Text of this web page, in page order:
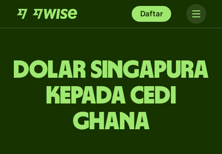
Daftar
dolar Singapura
kepada cedi
Ghana